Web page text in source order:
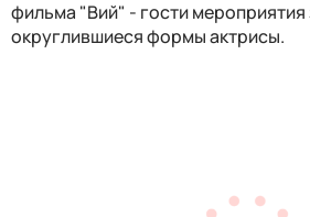
фильма "Вий" - гости мероприятия
округлившиеся формы актрисы.